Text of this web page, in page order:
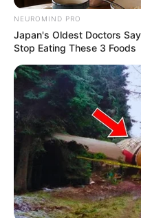
NEUROMIND PRO
Japan's Oldest Doctors
Stop Eating These 3 Foods